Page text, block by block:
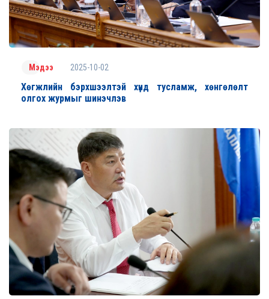
Мэдээ 2025-10-02
Хөгжлийн бэрхшээлтэй хүнд тусламж, хөнгөлөлт
олгох журмыг шинэчлэв